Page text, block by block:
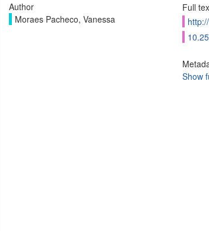
Author
Moraes Pacheco, Vanessa
Full
Show